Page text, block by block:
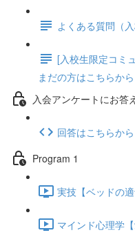
よくある質問（入
[入校生限定コミ
まだの方はこちらから
入会アンケートにお答
回答はこちらから
Program 1
実技【ベッドの
マインド心理学